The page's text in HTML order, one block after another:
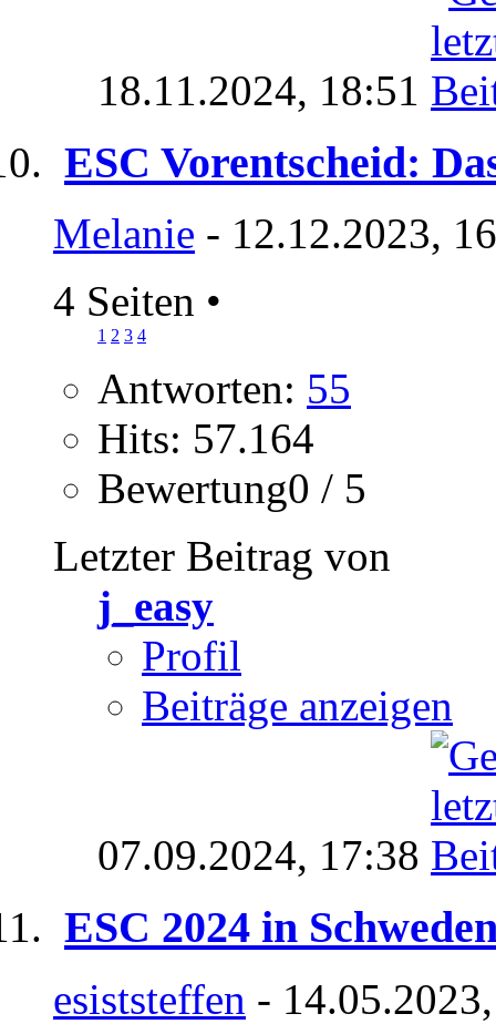
18.11.2024, 18:51
ESC Vorentscheid:
Melanie - 12.12.2023,
4 Seiten •
1 2 3 4
Antworten: 55
Hits: 57.164
Bewertung0 / 5
Letzter Beitrag von
j_easy
Profil
Beiträge anzeigen
07.09.2024, 17:38
ESC 2024 in
esiststeffen -